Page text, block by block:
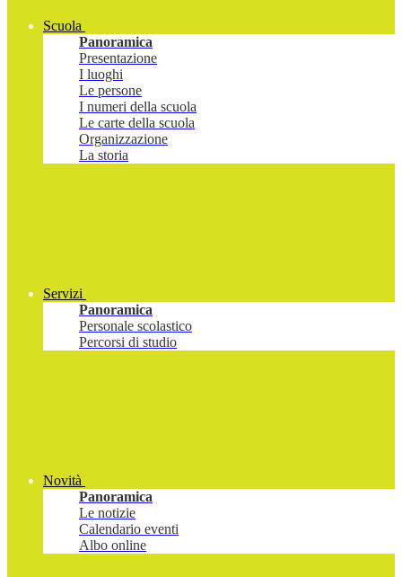
Scuola
Panoramica
Presentazione
I luoghi
Le persone
I numeri della scuola
Le carte della scuola
Organizzazione
La storia
Servizi
Panoramica
Personale scolastico
Percorsi di studio
Novità
Panoramica
Le notizie
Calendario eventi
Albo online